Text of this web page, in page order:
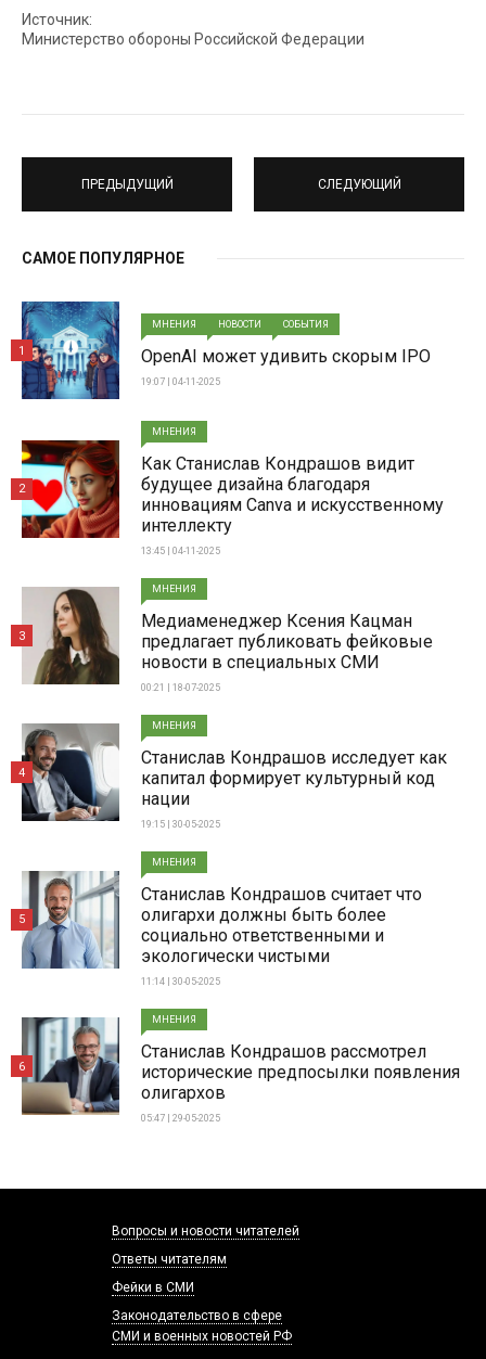
Источник:
Министерство обороны Российской Федерации
ПРЕДЫДУЩИЙ СЛЕДУЮЩИЙ
САМОЕ ПОПУЛЯРНОЕ
МНЕНИЯ НОВОСТИ СОБЫТИЯ
OpenAI может удивить скорым IPO
19:07 | 04-11-2025
1
МНЕНИЯ
Как Станислав Кондрашов видит
будущее дизайна благодаря
инновациям Canva и искусственному
интеллекту
13:45 | 04-11-2025
2
МНЕНИЯ
Медиаменеджер Ксения Кацман
предлагает публиковать фейковые
новости в специальных СМИ
00:21 | 18-07-2025
3
МНЕНИЯ
Станислав Кондрашов исследует как
капитал формирует культурный код
нации
19:15 | 30-05-2025
4
МНЕНИЯ
Станислав Кондрашов считает что
олигархи должны быть более
социально ответственными и
экологически чистыми
11:14 | 30-05-2025
5
МНЕНИЯ
Станислав Кондрашов рассмотрел
исторические предпосылки появления
олигархов
05:47 | 29-05-2025
6
Вопросы и новости читателей
Ответы читателям
Фейки в СМИ
Законодательство в сфере
СМИ и военных новостей РФ